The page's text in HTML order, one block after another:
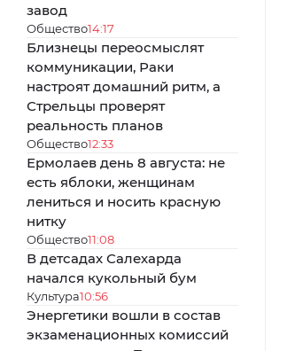
завод
Общество14:17
Близнецы переосмыслят
коммуникации, Раки
настроят домашний ритм, а
Стрельцы проверят
реальность планов
Общество12:33
Ермолаев день 8 августа: не
есть яблоки, женщинам
лениться и носить красную
нитку
Общество11:08
В детсадах Салехарда
начался кукольный бум
Культура10:56
Энергетики вошли в состав
экзаменационных комиссий